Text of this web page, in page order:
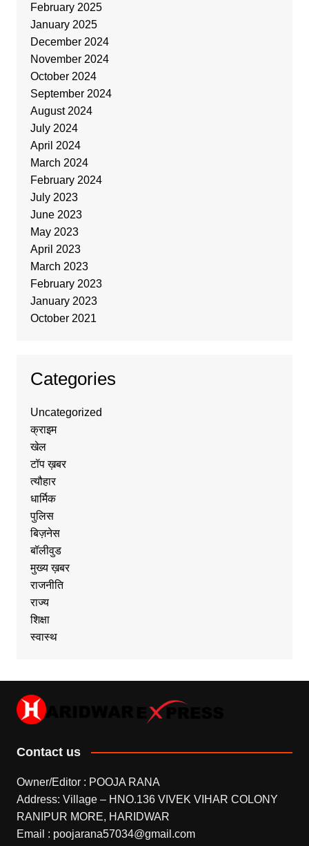
February 2025
January 2025
December 2024
November 2024
October 2024
September 2024
August 2024
July 2024
April 2024
March 2024
February 2024
July 2023
June 2023
May 2023
April 2023
March 2023
February 2023
January 2023
October 2021
Categories
Uncategorized
क्राइम
खेल
टॉप ख़बर
त्यौहार
धार्मिक
पुलिस
बिज़नेस
बॉलीवुड
मुख्य ख़बर
राजनीति
राज्य
शिक्षा
स्वास्थ
Contact us
Owner/Editor : POOJA RANA
Address: Village – HNO.136 VIVEK VIHAR COLONY
RANIPUR MORE, HARIDWAR
Email : poojarana57034@gmail.com